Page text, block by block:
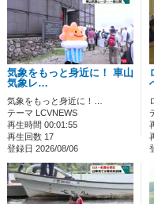
気象をもっと身近に！ 車山
気象レ…
気象をもっと身近に！…
テーマ LCVNEWS
再生時間 00:01:55
再生回数 17
登録日 2026/08/06